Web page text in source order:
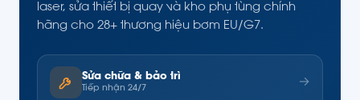
laser, sửa thiết bị quay và kho phụ tùng chính
hãng cho 28+ thương hiệu bơm EU/G7.
Sửa chữa & bảo trì
Tiếp nhận 24/7 →